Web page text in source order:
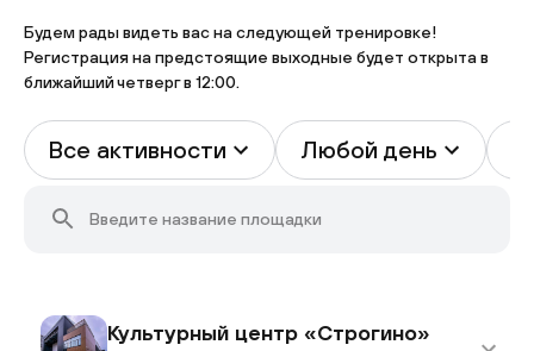
Будем рады видеть вас на следующей тренировке!
Регистрация на предстоящие выходные будет открыта в
ближайший четверг в 12:00.
Все активности Любой день
Культурный центр «Строгино»